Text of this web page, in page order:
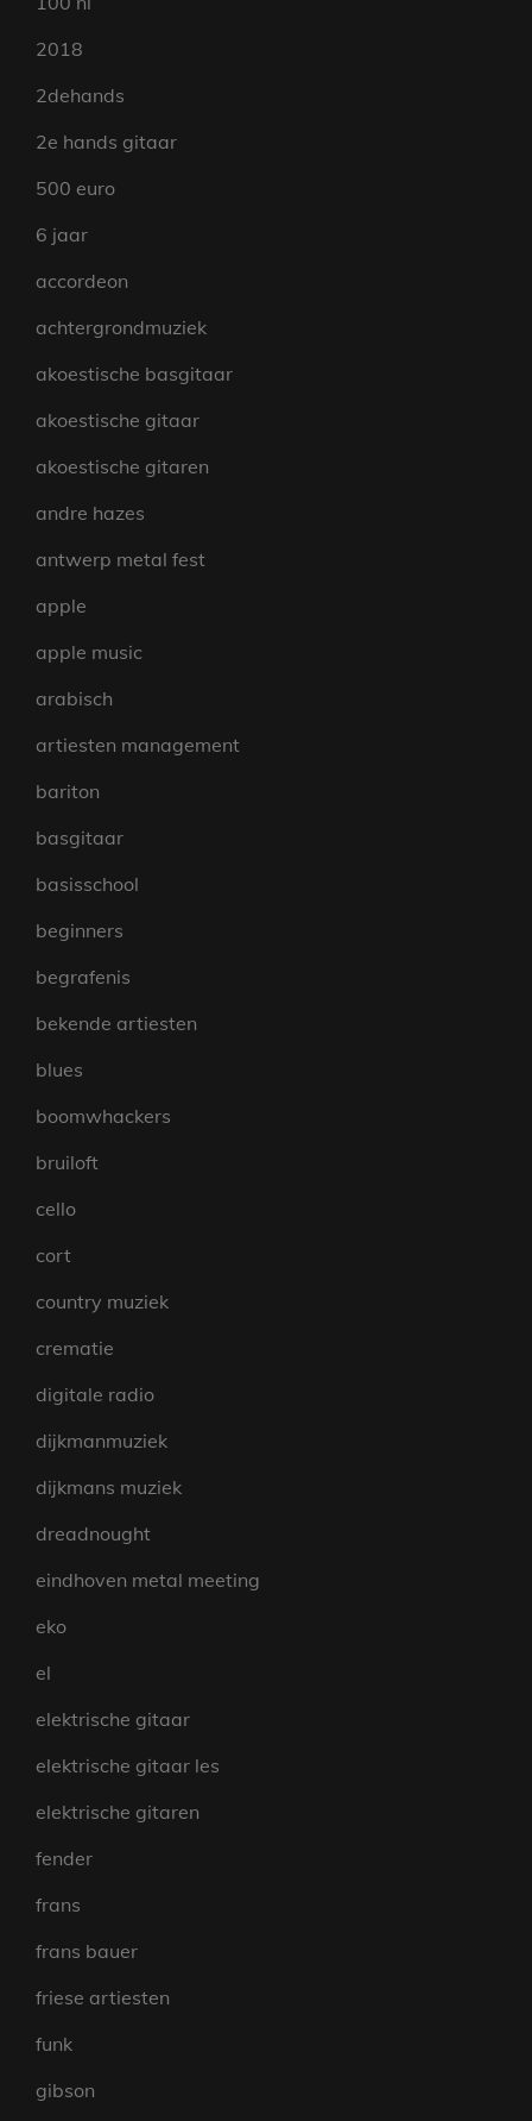
2018
2dehands
2e hands gitaar
500 euro
6 jaar
accordeon
achtergrondmuziek
akoestische basgitaar
akoestische gitaar
akoestische gitaren
andre hazes
antwerp metal fest
apple
apple music
arabisch
artiesten management
bariton
basgitaar
basisschool
beginners
begrafenis
bekende artiesten
blues
boomwhackers
bruiloft
cello
cort
country muziek
crematie
digitale radio
dijkmanmuziek
dijkmans muziek
dreadnought
eindhoven metal meeting
eko
el
elektrische gitaar
elektrische gitaar les
elektrische gitaren
fender
frans
frans bauer
friese artiesten
funk
gibson